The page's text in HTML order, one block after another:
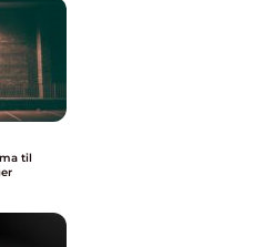
til